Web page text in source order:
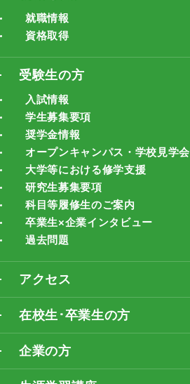
就職情報
資格取得
受験生の方
入試情報
学生募集要項
奨学金情報
オープンキャンパス・学校見学会
大学等における修学支援
研究生募集要項
科目等履修生のご案内
卒業生×企業インタビュー
過去問題
アクセス
在校生･卒業生の方
企業の方